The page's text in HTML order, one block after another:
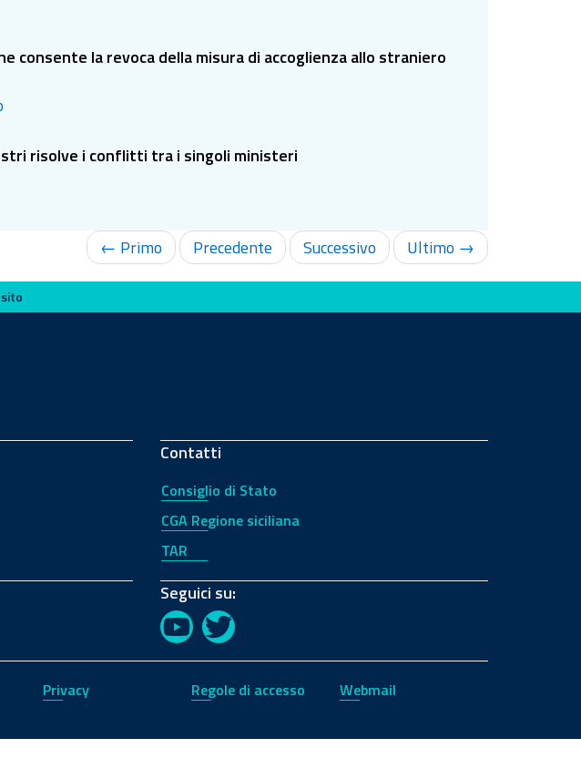
consente la revoca della misura di accoglienza allo straniero
risolve i conflitti tra i singoli ministeri
← Primo Precedente Successivo Ultimo →
Contatti
Consiglio di Stato
CGA Regione siciliana
TAR
Seguici su:
YouTubeTwitter
Privacy Regole di accesso Webmail